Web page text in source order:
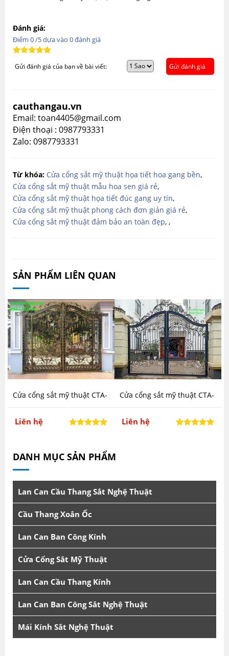
Đánh giá:
Điểm 0/5 dựa vào 0đánh giá
Gửi đánh giá của bạn về bài viết: Gửi đánh giá
cauthangau.vn
Email: toan4405@gmail.com
Điện thoại : 0987793331
Zalo: 0987793331
Từ khóa: Cửa cổng sắt mỹ thuật họa tiết hoa gang bền,
Cửa cổng sắt mỹ thuật mẫu hoa sen giá rẻ,
Cửa cổng sắt mỹ thuật họa tiết đúc gang uy tín,
Cửa cổng sắt mỹ thuật phong cách đơn giản giá rẻ,
Cửa cổng sắt mỹ thuật đảm bảo an toàn đẹp, ,
SẢN PHẨM LIÊN QUAN
Cửa cổng sắt mỹ thuật CTA-
Liên hệ
Cửa cổng sắt mỹ thuật CTA-
Liên hệ
DANH MỤC SẢN PHẨM
Lan Can Cầu Thang Sắt Nghệ Thuật
Cầu Thang Xoắn Ốc
Lan Can Ban Công Kính
Cửa Cổng Sắt Mỹ Thuật
Lan Can Cầu Thang Kính
Lan Can Ban Công Sắt Nghệ Thuật
Mái Kính Sắt Nghệ Thuật